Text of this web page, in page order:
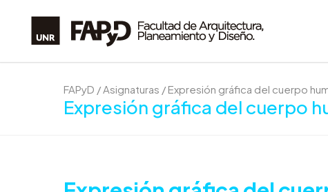
FAPyD /Asignaturas / Expresión gráfica del cuerpo
Expresión gráfica del cuerpo